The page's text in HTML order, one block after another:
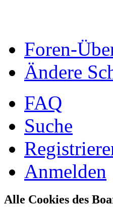
Foren-
Ändere
FAQ
Suche
Anmelden
Alle Cookies des